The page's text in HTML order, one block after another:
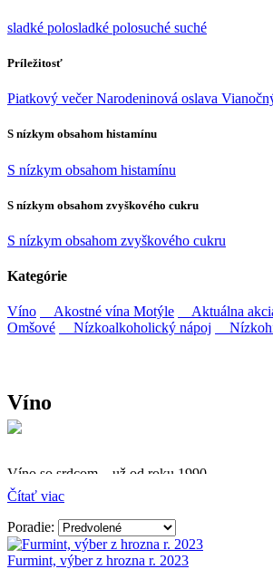
sladké polosladké polosuché suché
Príležitosť
Piatkový večerNarodeninová oslava
S nízkym obsahom histamínu
S nízkym obsahom histamínu
S nízkym obsahom zvyškového cukru
S nízkym obsahom zvyškového cukru
Kategórie
Víno Akostné vína Motýle Aktuálna
Omšové
Nízkoalkoholický nápoj
Víno
Víno so srdcom – už od roku 1990
Firma Ostrožovič je najstaršou privátnou
Vyrábame kvalitné odrodové a výberové
najmodernejšími technológiami, vrátane
Čítať viac
Poradie:
Furmint, výber z hrozna r. 2023